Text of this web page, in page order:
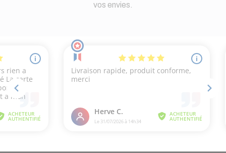
vos envies.